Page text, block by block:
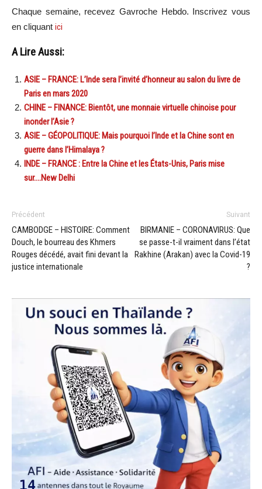
Chaque semaine, recevez Gavroche Hebdo. Inscrivez vous
en cliquant ici
A Lire Aussi:
ASIE – FRANCE: L’Inde sera l’invité d’honneur au salon du livre de
Paris en mars 2020
CHINE – FINANCE: Bientôt, une monnaie virtuelle chinoise pour
inonder l’Asie ?
ASIE – GÉOPOLITIQUE: Mais pourquoi l’Inde et la Chine sont en
guerre dans l’Himalaya ?
INDE – FRANCE : Entre la Chine et les États-Unis, Paris mise
sur….New Delhi
Précédent
CAMBODGE – HISTOIRE: Comment
Douch, le bourreau des Khmers
Rouges décédé, avait fini devant la
justice internationale
Suivant
BIRMANIE – CORONAVIRUS: Que
se passe-t-il vraiment dans l’état
Rakhine (Arakan) avec la Covid-19
?